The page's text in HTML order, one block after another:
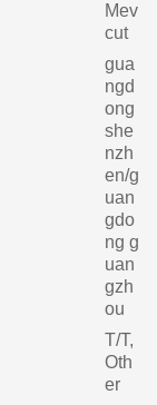
Mev
cut
gua
ngd
ong
she
nzh
en/g
uan
gdo
ng g
uan
gzh
ou
T/T,
Oth
er